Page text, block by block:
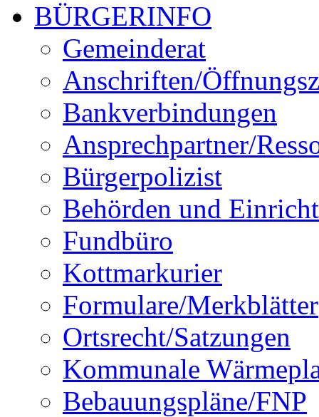
BÜRGERINFO
Gemeinderat
Anschriften/
Bankverbindungen
Ansprechpartner/
Bürgerpolizist
Behörden und
Fundbüro
Kottmarkurier
Formulare/Merkblätter
Ortsrecht/Satzungen
Kommunale
Bebauungspläne/FNP